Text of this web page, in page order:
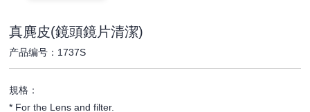
真麂皮(鏡頭鏡片清潔)
产品编号：1737S
規格：
* For the Lens and filter.